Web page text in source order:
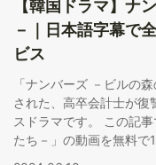
【韓国ドラマ】ナ
－｜日本語字幕で
ビス
「ナンバーズ －ビルの
された、高卒会計士が復
スドラマです。 この記
たち－」の動画を無料